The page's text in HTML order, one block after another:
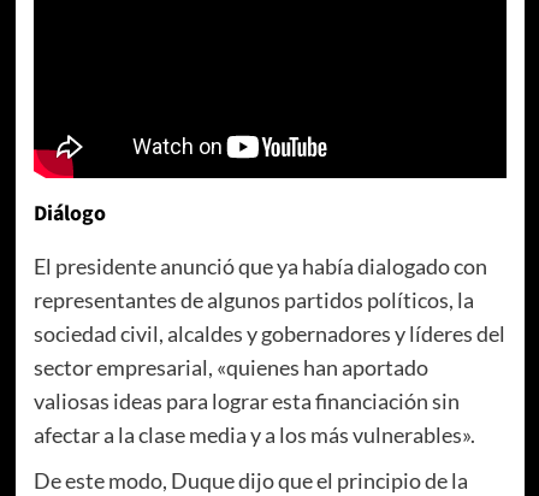
Diálogo
El presidente anunció que ya había dialogado con
representantes de algunos partidos políticos, la
sociedad civil, alcaldes y gobernadores y líderes del
sector empresarial, «quienes han aportado
valiosas ideas para lograr esta financiación sin
afectar a la clase media y a los más vulnerables».
De este modo, Duque dijo que el principio de la